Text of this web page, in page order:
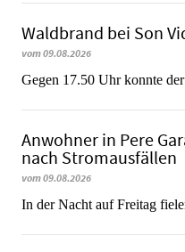
Waldbrand bei Son
vom 09.08.2026
Gegen 17.50 Uhr konnte
Anwohner in Pere
nach Stromausfällen
vom 09.08.2026
In der Nacht auf Freitag